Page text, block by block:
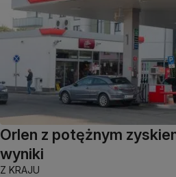
Orlen z potężnym
wyniki
Z KRAJU